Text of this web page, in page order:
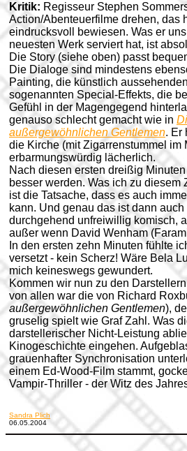
Kritik: Regisseur Stephen
Action/Abenteuerfilme drehen, das
eindrucksvoll bewiesen. Was er
neuesten Werk serviert hat, ist
Die Story (siehe oben) passt
Die Dialoge sind mindestens
Painting, die künstlich
sogenannten Special-Effekts, die
Gefühl in der Magengegend
genauso schlecht gemacht wie in
außergewöhnlichen Gentlemen. Er
die Kirche (mit Zigarrenstummel im
erbarmungswürdig lächerlich.
Nach diesen ersten dreißig
besser werden. Was ich zu diesem
ist die Tatsache, dass es auch
kann. Und genau das ist dann auch
durchgehend unfreiwillig komisch,
außer wenn David Wenham
In den ersten zehn Minuten fühlte
versetzt - kein Scherz! Wäre Bela
mich keineswegs gewundert.
Kommen wir nun zu den
von allen war die von Richard
außergewöhnlichen Gentlemen),
gruselig spielt wie Graf Zahl. Was
darstellerischer Nicht-Leistung
Kinogeschichte eingehen.
grauenhafter Synchronisation
einem Ed-Wood-Film stammt,
Vampir-Thriller - der Witz des
Sandra Plich
06.05.2004